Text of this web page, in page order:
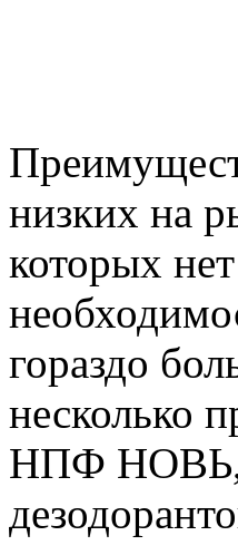
низких на
которых
гораздо
несколько
НПФ НОВЬ,